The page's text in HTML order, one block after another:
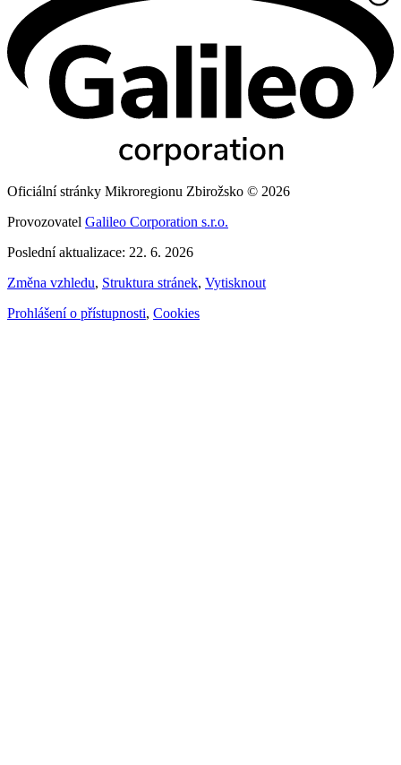
Oficiální stránky Mikroregionu Zbirožsko © 2026
Provozovatel Galileo Corporation s.r.o.
Poslední aktualizace: 22. 6. 2026
Změna vzhledu, Struktura stránek, Vytisknout
Prohlášení o přístupnosti, Cookies